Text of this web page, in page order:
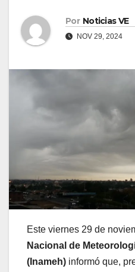
Por Noticias VE
NOV 29, 2024
Este viernes 29 de
Nacional de
(Inameh) informó que,